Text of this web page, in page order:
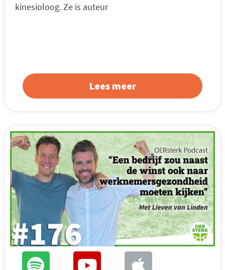
kinesioloog. Ze is auteur
Lees meer